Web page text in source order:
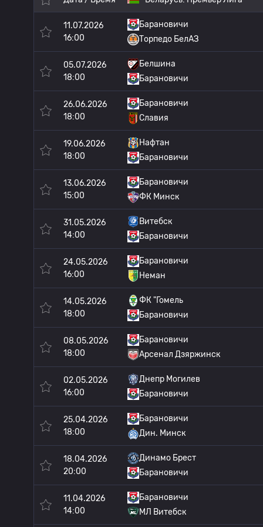
11.07.2026
16:00
Барановичи
Торпедо БелАЗ
05.07.2026
18:00
Белшина
Барановичи
26.06.2026
18:00
Барановичи
Славия
19.06.2026
18:00
Нафтан
Барановичи
13.06.2026
15:00
Барановичи
ФК Минск
31.05.2026
14:00
Витебск
Барановичи
24.05.2026
16:00
Барановичи
Неман
14.05.2026
18:00
ФК "Гомель
Барановичи
08.05.2026
18:00
Барановичи
Арсенал Дзяржинск
02.05.2026
16:00
Днепр Могилев
Барановичи
25.04.2026
18:00
Барановичи
Дин. Минск
18.04.2026
20:00
Динамо Брест
Барановичи
11.04.2026
14:00
Барановичи
МЛ Витебск